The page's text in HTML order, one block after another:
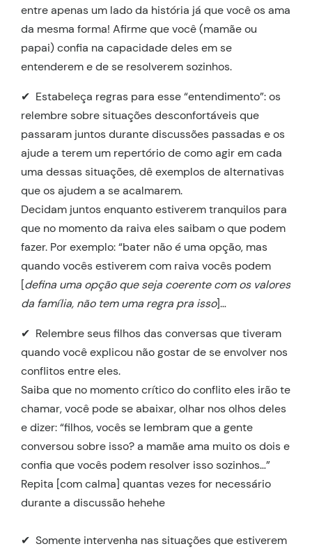
entre apenas um lado da história já que você os ama
da mesma forma! Afirme que você (mamãe ou
papai) confia na capacidade deles em se
entenderem e de se resolverem sozinhos.
✔ Estabeleça regras para esse “entendimento”: os
relembre sobre situações desconfortáveis que
passaram juntos durante discussões passadas e os
ajude a terem um repertório de como agir em cada
uma dessas situações, dê exemplos de alternativas
que os ajudem a se acalmarem.
Decidam juntos enquanto estiverem tranquilos para
que no momento da raiva eles saibam o que podem
fazer. Por exemplo: “bater não é uma opção, mas
quando vocês estiverem com raiva vocês podem
[defina uma opção que seja coerente com os valores
da família, não tem uma regra pra isso]…
✔ Relembre seus filhos das conversas que tiveram
quando você explicou não gostar de se envolver nos
conflitos entre eles.
Saiba que no momento crítico do conflito eles irão te
chamar, você pode se abaixar, olhar nos olhos deles
e dizer: “filhos, vocês se lembram que a gente
conversou sobre isso? a mamãe ama muito os dois e
confia que vocês podem resolver isso sozinhos…”
Repita [com calma] quantas vezes for necessário
durante a discussão hehehe
✔ Somente intervenha nas situações que estiverem